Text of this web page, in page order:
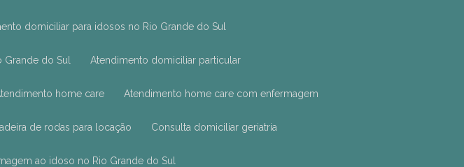
domiciliar para idosos no Rio Grande do Sul
Grande do Sul Atendimento domiciliar particular
Atendimento home care Atendimento home care com enfermagem
de rodas para locação Consulta domiciliar geriatria
ao idoso no Rio Grande do Sul